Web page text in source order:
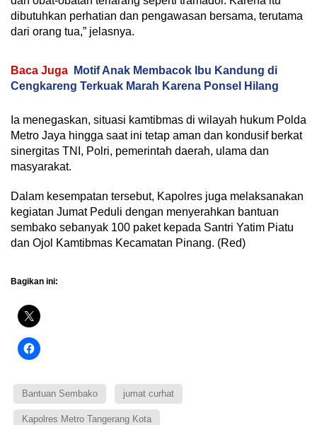
dibutuhkan perhatian dan pengawasan bersama, terutama
dari orang tua,” jelasnya.
Baca Juga
Motif Anak Membacok Ibu Kandung di
Cengkareng Terkuak Marah Karena Ponsel Hilang
Ia menegaskan, situasi kamtibmas di wilayah hukum Polda
Metro Jaya hingga saat ini tetap aman dan kondusif berkat
sinergitas TNI, Polri, pemerintah daerah, ulama dan
masyarakat.
Dalam kesempatan tersebut, Kapolres juga melaksanakan
kegiatan Jumat Peduli dengan menyerahkan bantuan
sembako sebanyak 100 paket kepada Santri Yatim Piatu
dan Ojol Kamtibmas Kecamatan Pinang. (Red)
Bagikan ini:
Bantuan Sembako jumat curhat
Kapolres Metro Tangerang Kota